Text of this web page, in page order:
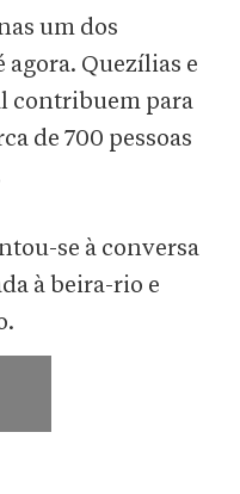
um dos
Quezílias e
contribuem para
de 700 pessoas
se à conversa
à beira-rio e